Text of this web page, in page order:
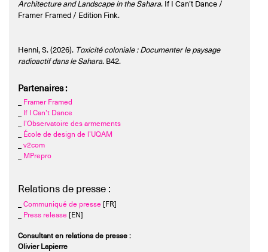
Architecture and Landscape in the Sahara. If I Can’t Dance /
Framer Framed / Edition Fink.
Henni, S. (2026). Toxicité coloniale : Documenter le paysage
radioactif dans le Sahara. B42.
Partenaires :
Framer Framed
If I Can’t Dance
l’Observatoire des armements
École de design de l’UQAM
v2com
MPrepro
Relations de presse :
Communiqué de presse [FR]
Press release [EN]
Consultant en relations de presse :
Olivier Lapierre